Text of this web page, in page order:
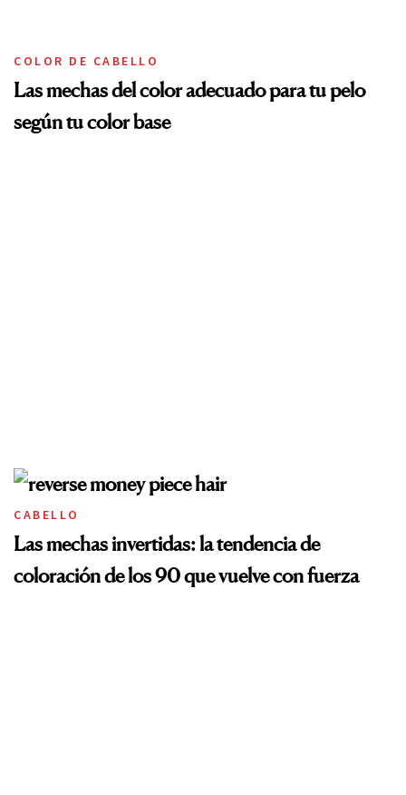
COLOR DE CABELLO
Las mechas del color adecuado para tu pelo
según tu color base
CABELLO
Las mechas invertidas: la tendencia de
coloración de los 90 que vuelve con fuerza